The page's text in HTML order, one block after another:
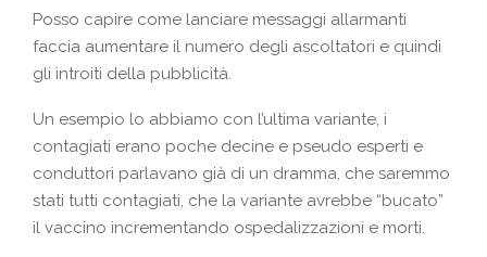
Posso capire come lanciare messaggi allarmanti
faccia aumentare il numero degli ascoltatori e quindi
gli introiti della pubblicità.
Un esempio lo abbiamo con l’ultima variante, i
contagiati erano poche decine e pseudo esperti e
conduttori parlavano già di un dramma, che saremmo
stati tutti contagiati, che la variante avrebbe “bucato”
il vaccino incrementando ospedalizzazioni e morti.